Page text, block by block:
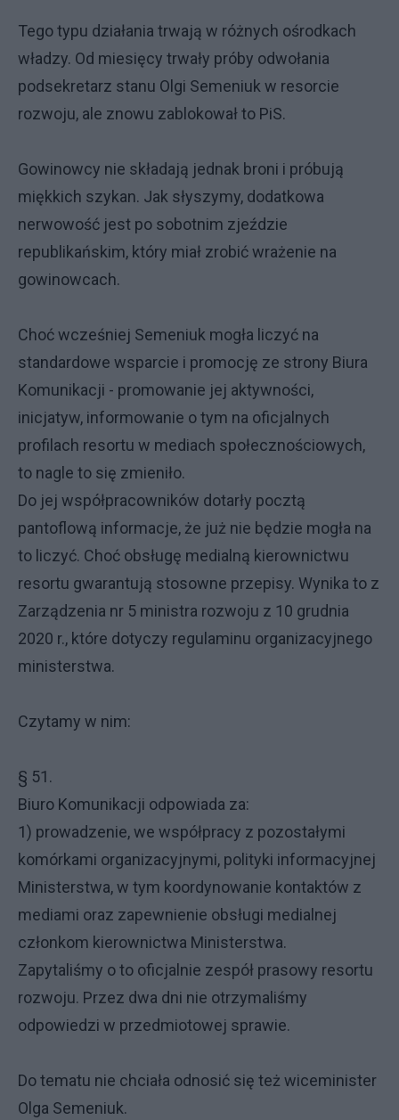
Tego typu działania trwają w różnych ośrodkach
władzy. Od miesięcy trwały próby odwołania
podsekretarz stanu Olgi Semeniuk w resorcie
rozwoju, ale znowu zablokował to PiS.
Gowinowcy nie składają jednak broni i próbują
miękkich szykan. Jak słyszymy, dodatkowa
nerwowość jest po sobotnim zjeździe
republikańskim, który miał zrobić wrażenie na
gowinowcach.
Choć wcześniej Semeniuk mogła liczyć na
standardowe wsparcie i promocję ze strony Biura
Komunikacji - promowanie jej aktywności,
inicjatyw, informowanie o tym na oficjalnych
profilach resortu w mediach społecznościowych,
to nagle to się zmieniło.
Do jej współpracowników dotarły pocztą
pantoflową informacje, że już nie będzie mogła na
to liczyć. Choć obsługę medialną kierownictwu
resortu gwarantują stosowne przepisy. Wynika to z
Zarządzenia nr 5 ministra rozwoju z 10 grudnia
2020 r., które dotyczy regulaminu organizacyjnego
ministerstwa.
Czytamy w nim:
§ 51.
Biuro Komunikacji odpowiada za:
1) prowadzenie, we współpracy z pozostałymi
komórkami organizacyjnymi, polityki informacyjnej
Ministerstwa, w tym koordynowanie kontaktów z
mediami oraz zapewnienie obsługi medialnej
członkom kierownictwa Ministerstwa.
Zapytaliśmy o to oficjalnie zespół prasowy resortu
rozwoju. Przez dwa dni nie otrzymaliśmy
odpowiedzi w przedmiotowej sprawie.
Do tematu nie chciała odnosić się też wiceminister
Olga Semeniuk.